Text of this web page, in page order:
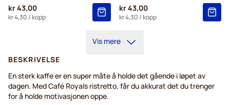
kr 43,00
kr 4,30 / kopp
kr 43,00
kr 4,30 / kopp
Vis mere
BESKRIVELSE
En sterk kaffe er en super måte å holde det gående i løpet av
dagen. Med Café Royals ristretto, får du akkurat det du trenger
for å holde motivasjonen oppe.